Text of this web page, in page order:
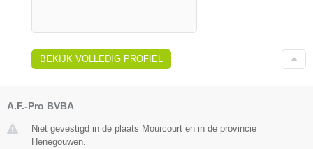
BEKIJK VOLLEDIG PROFIEL
A.F.-Pro BVBA
Niet gevestigd in de plaats Mourcourt en in de provincie
Henegouwen.